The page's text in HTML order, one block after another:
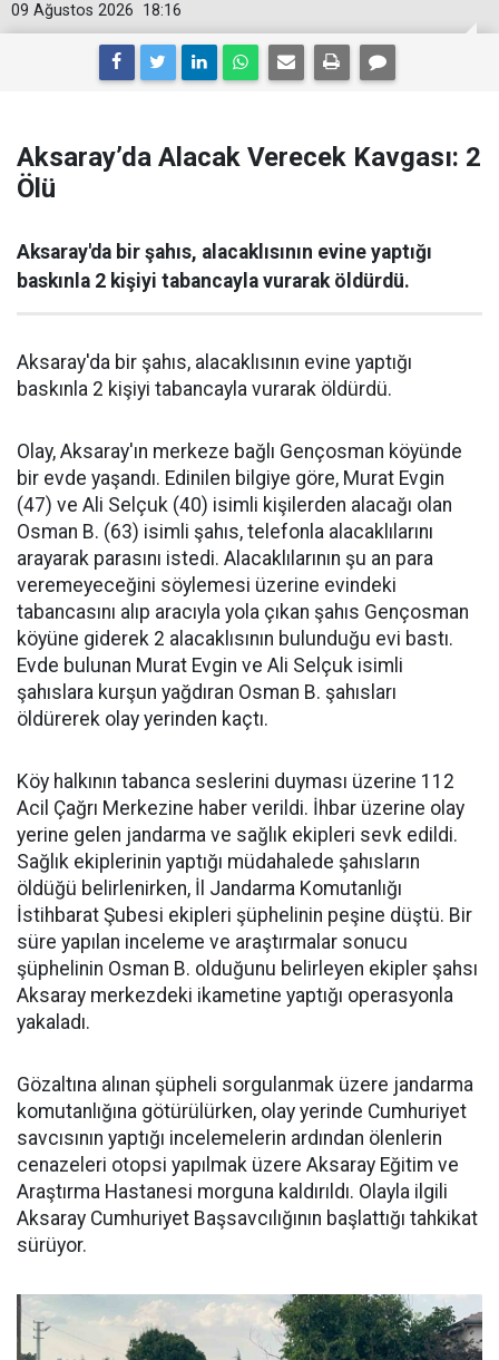
18:16
09 Ağustos 2026
Aksaray’da Alacak Verecek Kavgası: 2
Ölü
Aksaray'da bir şahıs, alacaklısının evine yaptığı
baskınla 2 kişiyi tabancayla vurarak öldürdü.
Aksaray'da bir şahıs, alacaklısının evine yaptığı
baskınla 2 kişiyi tabancayla vurarak öldürdü.
Olay, Aksaray'ın merkeze bağlı Gençosman köyünde
bir evde yaşandı. Edinilen bilgiye göre, Murat Evgin
(47) ve Ali Selçuk (40) isimli kişilerden alacağı olan
Osman B. (63) isimli şahıs, telefonla alacaklılarını
arayarak parasını istedi. Alacaklılarının şu an para
veremeyeceğini söylemesi üzerine evindeki
tabancasını alıp aracıyla yola çıkan şahıs Gençosman
köyüne giderek 2 alacaklısının bulunduğu evi bastı.
Evde bulunan Murat Evgin ve Ali Selçuk isimli
şahıslara kurşun yağdıran Osman B. şahısları
öldürerek olay yerinden kaçtı.
Köy halkının tabanca seslerini duyması üzerine 112
Acil Çağrı Merkezine haber verildi. İhbar üzerine olay
yerine gelen jandarma ve sağlık ekipleri sevk edildi.
Sağlık ekiplerinin yaptığı müdahalede şahısların
öldüğü belirlenirken, İl Jandarma Komutanlığı
İstihbarat Şubesi ekipleri şüphelinin peşine düştü. Bir
süre yapılan inceleme ve araştırmalar sonucu
şüphelinin Osman B. olduğunu belirleyen ekipler şahsı
Aksaray merkezdeki ikametine yaptığı operasyonla
yakaladı.
Gözaltına alınan şüpheli sorgulanmak üzere jandarma
komutanlığına götürülürken, olay yerinde Cumhuriyet
savcısının yaptığı incelemelerin ardından ölenlerin
cenazeleri otopsi yapılmak üzere Aksaray Eğitim ve
Araştırma Hastanesi morguna kaldırıldı. Olayla ilgili
Aksaray Cumhuriyet Başsavcılığının başlattığı tahkikat
sürüyor.